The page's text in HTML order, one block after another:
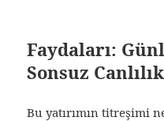
Faydaları:
Sonsuz Canlılık
Bu yatırımın titreşimi